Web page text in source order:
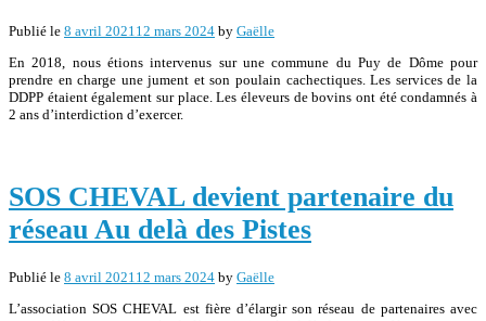
Publié le 8 avril 202112 mars 2024 by Gaëlle
En 2018, nous étions intervenus sur une commune du Puy de Dôme pour
prendre en charge une jument et son poulain cachectiques. Les services de la
DDPP étaient également sur place. Les éleveurs de bovins ont été condamnés à
2 ans d’interdiction d’exercer.
SOS CHEVAL devient partenaire du
réseau Au delà des Pistes
Publié le 8 avril 202112 mars 2024 by Gaëlle
L’association SOS CHEVAL est fière d’élargir son réseau de partenaires avec